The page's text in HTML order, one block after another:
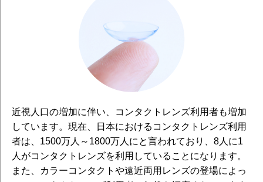
近視人口の増加に伴い、コンタクトレンズ利用者も増加
しています。現在、日本におけるコンタクトレンズ利用
者は、1500万人～1800万人にと言われており、8人に1
人がコンタクトレンズを利用していることになります。
また、カラーコンタクトや遠近両用レンズの登場によっ